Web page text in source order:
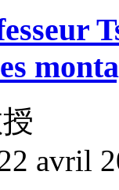
avril